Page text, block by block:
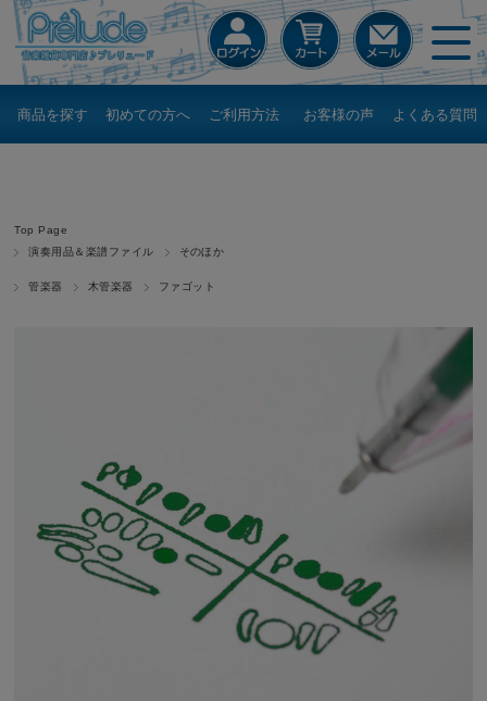
商品を探す 初めての方へ ご利用方法 お客様の声 よくある質問
Top Page
演奏用品＆楽譜ファイル
そのほか
管楽器 木管楽器 ファゴット